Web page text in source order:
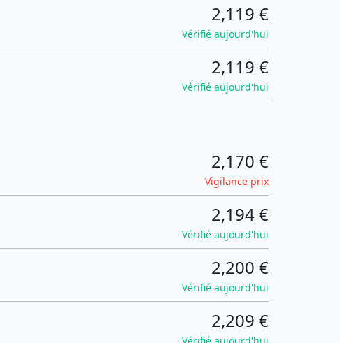
2,119 €
Vérifié aujourd'hui
2,119 €
Vérifié aujourd'hui
2,170 €
Vigilance prix
2,194 €
Vérifié aujourd'hui
2,200 €
Vérifié aujourd'hui
2,209 €